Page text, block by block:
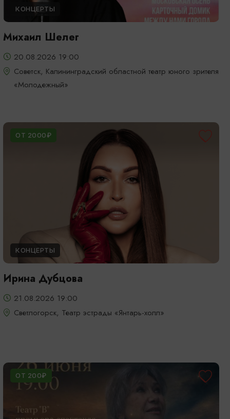
КОНЦЕРТЫ
Михаил Шелег
20.08.2026 19:00
Советск, Калининградский областной театр юного зрителя
«Молодежный»
ОТ 2000₽
КОНЦЕРТЫ
Ирина Дубцова
21.08.2026 19:00
Светлогорск, Театр эстрады «Янтарь-холл»
ОТ 200₽